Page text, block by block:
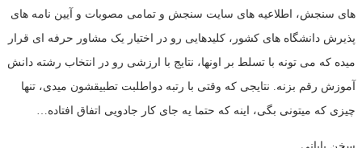
های سنجش، اطلاعیه های سایت سنجش و تمامی مصوبات و آیین نامه های
پذیرش دانشگاه های کشور، کلیدهایی رو در اختیار یک مشاور حرفه ای قرار
میده که می تونه با تسلط بر اونها، نتایج با ارزشی رو در انتخاب رشته دانش
آموزش رقم بزنه. نتایجی که وقتی با رتبه دواطلبت تطبیقشون میدی، تنها
چیزی که میتونی بگی، اینه که حتما یه جای کار جادویی اتفاق افتاده…